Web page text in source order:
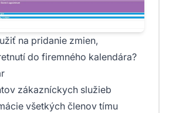
na pridanie zmien,
do firemného kalendára?
zákazníckych služieb
všetkých členov tímu